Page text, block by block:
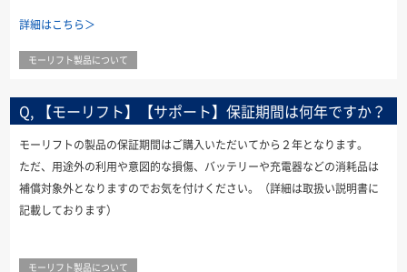
詳細はこちら＞
モーリフト製品について
Q, 【モーリフト】【サポート】保証期間は何年ですか？
モーリフトの製品の保証期間はご購入いただいてから２年となります。
ただ、用途外の利用や意図的な損傷、バッテリーや充電器などの消耗品は
補償対象外となりますのでお気を付けください。（詳細は取扱い説明書に
記載しております）
モーリフト製品について